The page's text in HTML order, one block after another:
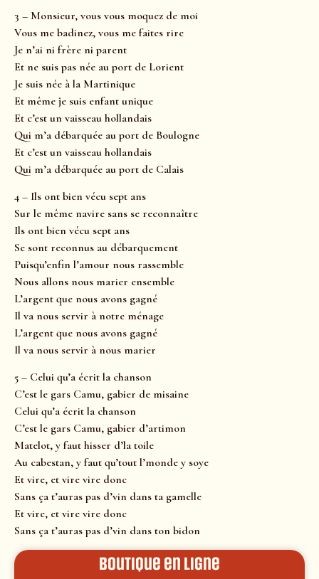
3 – Monsieur, vous vous moquez de moi
Vous me badinez, vous me faites rire
Je n’ai ni frère ni parent
Et ne suis pas née au port de Lorient
Je suis née à la Martinique
Et même je suis enfant unique
Et c’est un vaisseau hollandais
Qui m’a débarquée au port de Boulogne
Et c’est un vaisseau hollandais
Qui m’a débarquée au port de Calais
4 – Ils ont bien vécu sept ans
Sur le même navire sans se reconnaître
Ils ont bien vécu sept ans
Se sont reconnus au débarquement
Puisqu’enfin l’amour nous rassemble
Nous allons nous marier ensemble
L’argent que nous avons gagné
Il va nous servir à notre ménage
L’argent que nous avons gagné
Il va nous servir à nous marier
5 – Celui qu’a écrit la chanson
C’est le gars Camu, gabier de misaine
Celui qu’a écrit la chanson
C’est le gars Camu, gabier d’artimon
Matelot, y faut hisser d’la toile
Au cabestan, y faut qu’tout l’monde y soye
Et vire, et vire vire donc
Sans ça t’auras pas d’vin dans ta gamelle
Et vire, et vire vire donc
Sans ça t’auras pas d’vin dans ton bidon
Boutique en ligne